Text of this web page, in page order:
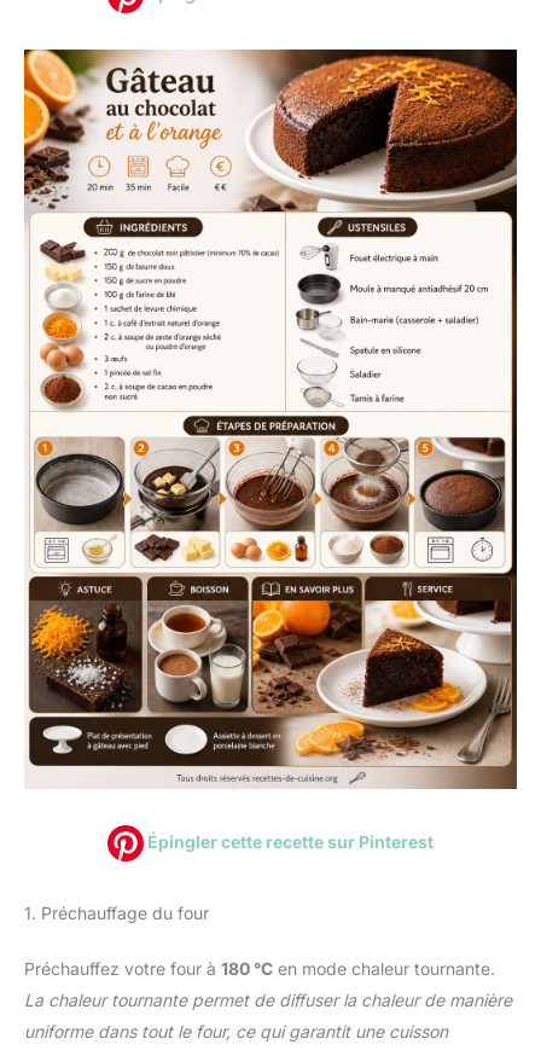
Épingler cette recette sur Pinterest
1. Préchauffage du four
Préchauffez votre four à 180 °C en mode chaleur tournante.
La chaleur tournante permet de diffuser la chaleur de manière
uniforme dans tout le four, ce qui garantit une cuisson